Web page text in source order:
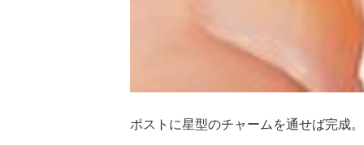
ポストに星型のチャームを通せば完成。